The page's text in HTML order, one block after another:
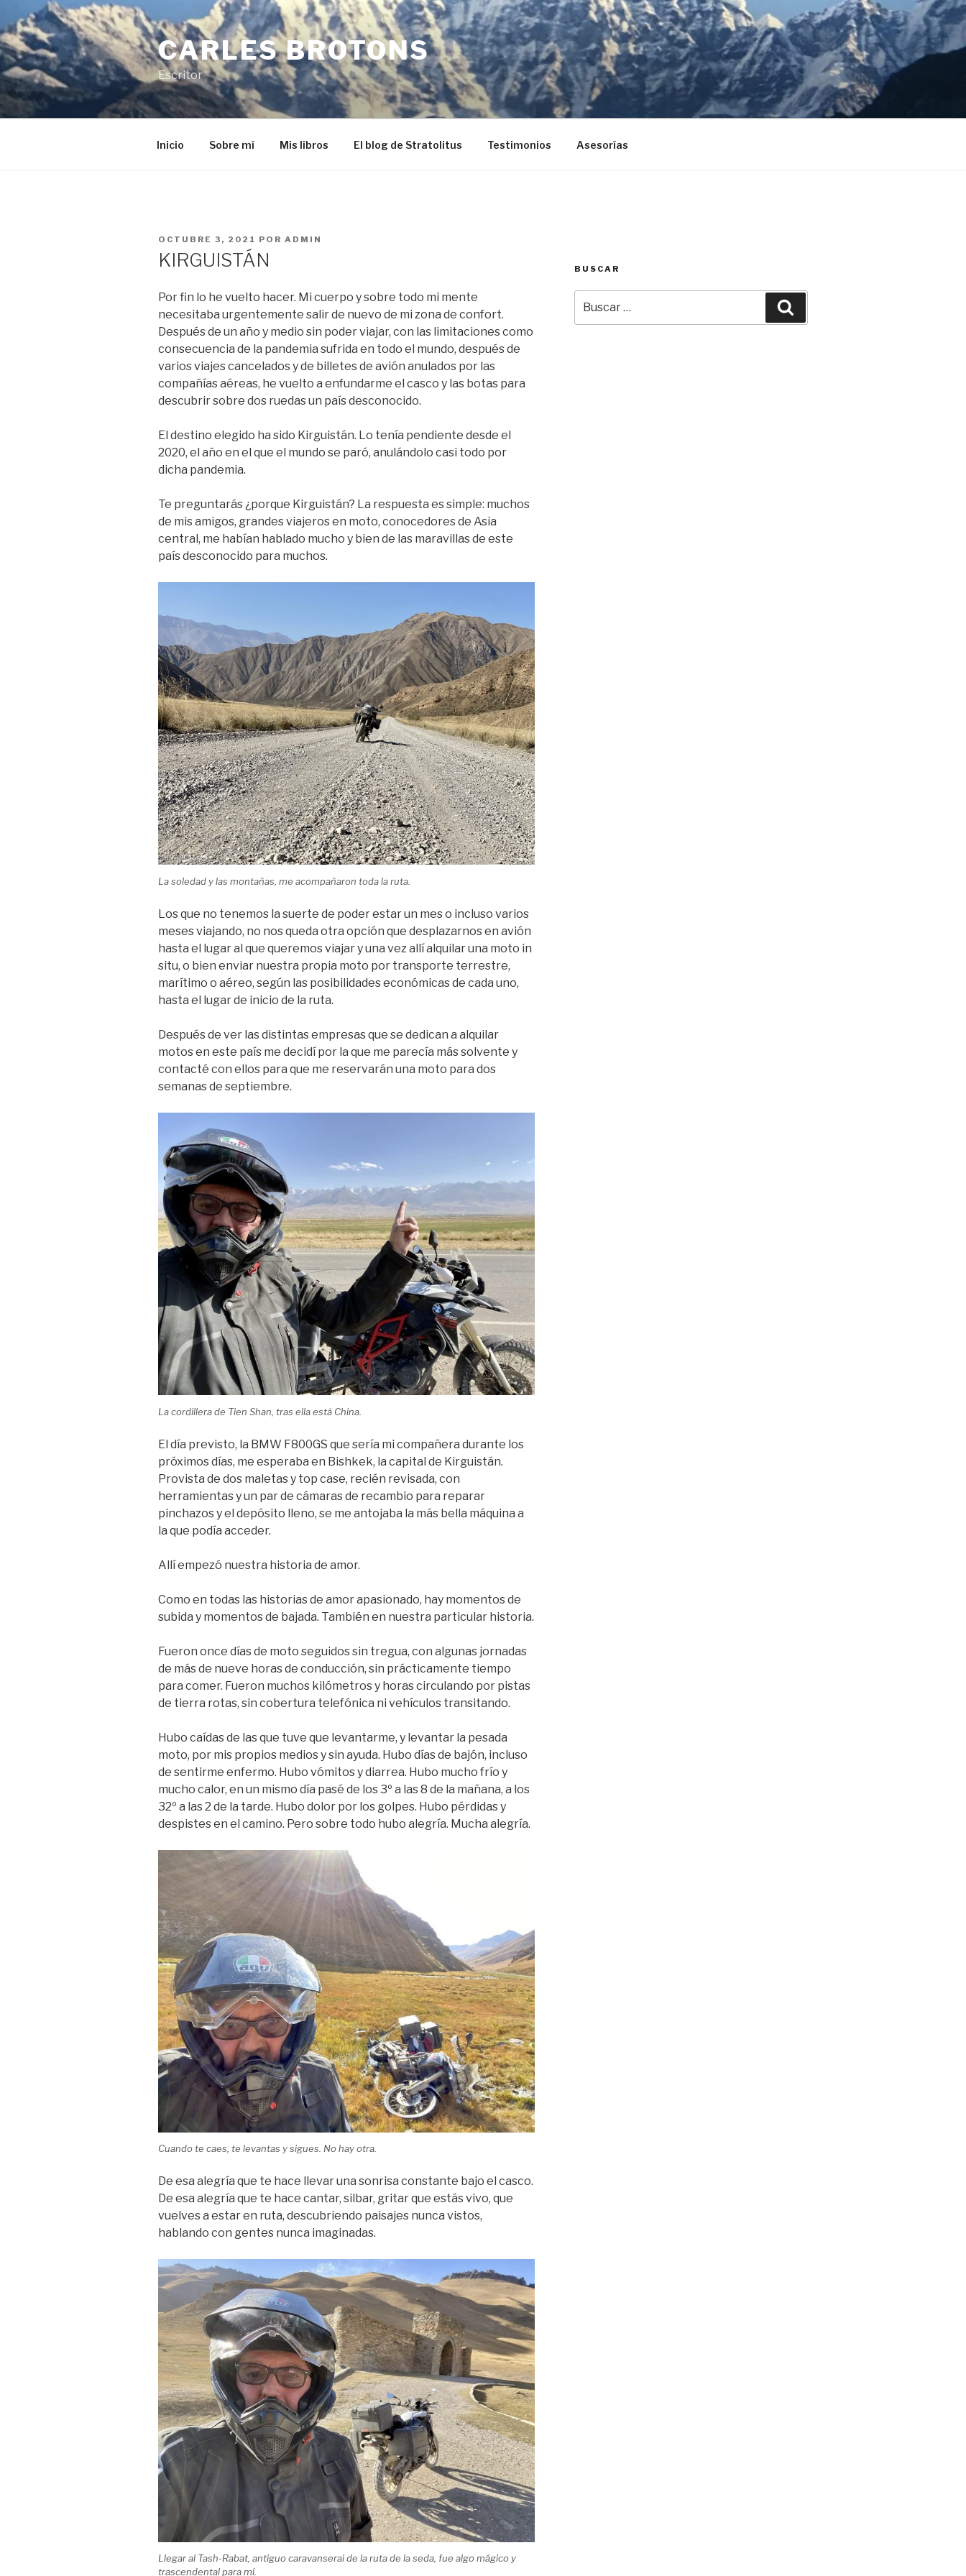
al
contenido
CARLES BROTONS
Escritor
Inicio Sobre mí Mis libros El blog de Stratolitus Testimonios Asesorías
PUBLICADO
EL
OCTUBRE 3, 2021 POR ADMIN
KIRGUISTÁN
Por fin lo he vuelto hacer. Mi cuerpo y sobre todo mi mente
necesitaba urgentemente salir de nuevo de mi zona de confort.
Después de un año y medio sin poder viajar, con las limitaciones como
consecuencia de la pandemia sufrida en todo el mundo, después de
varios viajes cancelados y de billetes de avión anulados por las
compañías aéreas, he vuelto a enfundarme el casco y las botas para
descubrir sobre dos ruedas un país desconocido.
El destino elegido ha sido Kirguistán. Lo tenía pendiente desde el
2020, el año en el que el mundo se paró, anulándolo casi todo por
dicha pandemia.
Te preguntarás ¿porque Kirguistán? La respuesta es simple: muchos
de mis amigos, grandes viajeros en moto, conocedores de Asia
central, me habían hablado mucho y bien de las maravillas de este
país desconocido para muchos.
La soledad y las montañas, me acompañaron toda la ruta.
Los que no tenemos la suerte de poder estar un mes o incluso varios
meses viajando, no nos queda otra opción que desplazarnos en avión
hasta el lugar al que queremos viajar y una vez allí alquilar una moto in
situ, o bien enviar nuestra propia moto por transporte terrestre,
marítimo o aéreo, según las posibilidades económicas de cada uno,
hasta el lugar de inicio de la ruta.
Después de ver las distintas empresas que se dedican a alquilar
motos en este país me decidí por la que me parecía más solvente y
contacté con ellos para que me reservarán una moto para dos
semanas de septiembre.
La cordillera de Tien Shan, tras ella está China.
El día previsto, la BMW F800GS que sería mi compañera durante los
próximos días, me esperaba en Bishkek, la capital de Kirguistán.
Provista de dos maletas y top case, recién revisada, con
herramientas y un par de cámaras de recambio para reparar
pinchazos y el depósito lleno, se me antojaba la más bella máquina a
la que podía acceder.
Allí empezó nuestra historia de amor.
Como en todas las historias de amor apasionado, hay momentos de
subida y momentos de bajada. También en nuestra particular historia.
Fueron once días de moto seguidos sin tregua, con algunas jornadas
de más de nueve horas de conducción, sin prácticamente tiempo
para comer. Fueron muchos kilómetros y horas circulando por pistas
de tierra rotas, sin cobertura telefónica ni vehículos transitando.
Hubo caídas de las que tuve que levantarme, y levantar la pesada
moto, por mis propios medios y sin ayuda. Hubo días de bajón, incluso
de sentirme enfermo. Hubo vómitos y diarrea. Hubo mucho frío y
mucho calor, en un mismo día pasé de los 3º a las 8 de la mañana, a los
32º a las 2 de la tarde. Hubo dolor por los golpes. Hubo pérdidas y
despistes en el camino. Pero sobre todo hubo alegría. Mucha alegría.
Cuando te caes, te levantas y sigues. No hay otra.
De esa alegría que te hace llevar una sonrisa constante bajo el casco.
De esa alegría que te hace cantar, silbar, gritar que estás vivo, que
vuelves a estar en ruta, descubriendo paisajes nunca vistos,
hablando con gentes nunca imaginadas.
Llegar al Tash-Rabat, antiguo caravanserai de la ruta de la seda, fue algo mágico y
trascendental para mí.
BUSCAR
por: